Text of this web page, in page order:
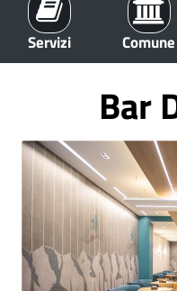
Servizi Comune
Bar